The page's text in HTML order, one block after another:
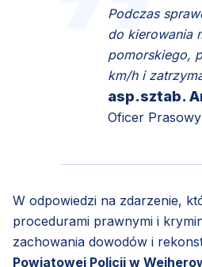
Podczas
do kierowania
pomorskiego,
km/h i
asp.sztab.
Oficer
W odpowiedzi na zdarzenie,
procedurami prawnymi i
zachowania dowodów i
Powiatowej Policji w